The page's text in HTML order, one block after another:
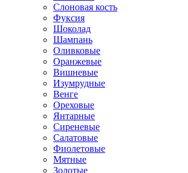
Слоновая кость
Фуксия
Шоколад
Шампань
Оливковые
Оранжевые
Вишневые
Изумрудные
Венге
Ореховые
Янтарные
Сиреневые
Салатовые
Фиолетовые
Мятные
Золотые